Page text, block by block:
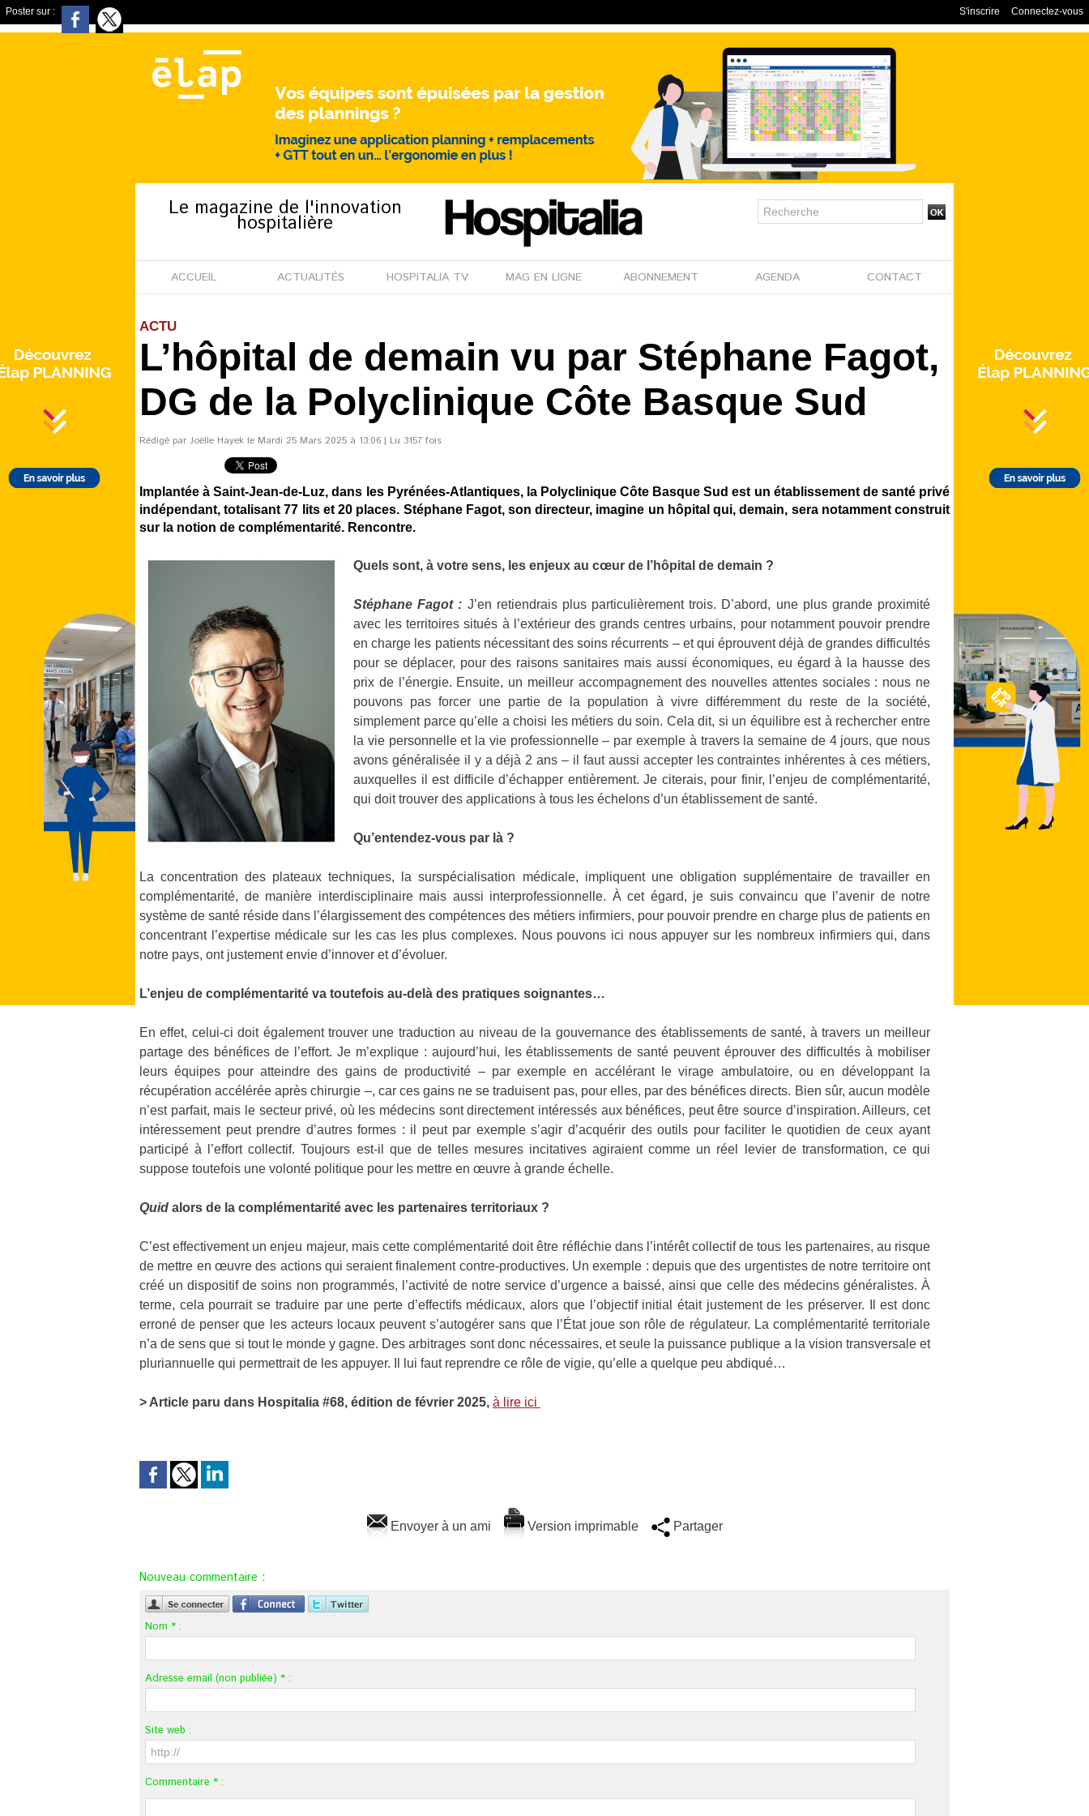
Poster sur : Connectez-vous
S'inscrire
Le magazine de l'innovation
hospitalière
ACCUEIL ACTUALITÉS HOSPITALIA TV MAG EN LIGNE ABONNEMENT AGENDA CONTACT
ACTU
L’hôpital de demain vu par Stéphane Fagot,
DG de la Polyclinique Côte Basque Sud
Rédigé par Joëlle Hayek le Mardi 25 Mars 2025 à 13:06 | Lu 3157 fois
Implantée à Saint-Jean-de-Luz, dans les Pyrénées-Atlantiques, la Polyclinique Côte Basque Sud est un établissement de santé privé
indépendant, totalisant 77 lits et 20 places. Stéphane Fagot, son directeur, imagine un hôpital qui, demain, sera notamment construit
sur la notion de complémentarité. Rencontre.
Quels sont, à votre sens, les enjeux au cœur de l’hôpital de demain ?
Stéphane Fagot : J’en retiendrais plus particulièrement trois. D’abord, une plus grande proximité
avec les territoires situés à l’extérieur des grands centres urbains, pour notamment pouvoir prendre
en charge les patients nécessitant des soins récurrents – et qui éprouvent déjà de grandes difficultés
pour se déplacer, pour des raisons sanitaires mais aussi économiques, eu égard à la hausse des
prix de l’énergie. Ensuite, un meilleur accompagnement des nouvelles attentes sociales : nous ne
pouvons pas forcer une partie de la population à vivre différemment du reste de la société,
simplement parce qu’elle a choisi les métiers du soin. Cela dit, si un équilibre est à rechercher entre
la vie personnelle et la vie professionnelle – par exemple à travers la semaine de 4 jours, que nous
avons généralisée il y a déjà 2 ans – il faut aussi accepter les contraintes inhérentes à ces métiers,
auxquelles il est difficile d’échapper entièrement. Je citerais, pour finir, l’enjeu de complémentarité,
qui doit trouver des applications à tous les échelons d’un établissement de santé.
Qu’entendez-vous par là ?
La concentration des plateaux techniques, la surspécialisation médicale, impliquent une obligation supplémentaire de travailler en
complémentarité, de manière interdisciplinaire mais aussi interprofessionnelle. À cet égard, je suis convaincu que l’avenir de notre
système de santé réside dans l’élargissement des compétences des métiers infirmiers, pour pouvoir prendre en charge plus de patients en
concentrant l’expertise médicale sur les cas les plus complexes. Nous pouvons ici nous appuyer sur les nombreux infirmiers qui, dans
notre pays, ont justement envie d’innover et d’évoluer.
L’enjeu de complémentarité va toutefois au-delà des pratiques soignantes…
En effet, celui-ci doit également trouver une traduction au niveau de la gouvernance des établissements de santé, à travers un meilleur
partage des bénéfices de l’effort. Je m’explique : aujourd’hui, les établissements de santé peuvent éprouver des difficultés à mobiliser
leurs équipes pour atteindre des gains de productivité – par exemple en accélérant le virage ambulatoire, ou en développant la
récupération accélérée après chirurgie –, car ces gains ne se traduisent pas, pour elles, par des bénéfices directs. Bien sûr, aucun modèle
n’est parfait, mais le secteur privé, où les médecins sont directement intéressés aux bénéfices, peut être source d’inspiration. Ailleurs, cet
intéressement peut prendre d’autres formes : il peut par exemple s’agir d’acquérir des outils pour faciliter le quotidien de ceux ayant
participé à l’effort collectif. Toujours est-il que de telles mesures incitatives agiraient comme un réel levier de transformation, ce qui
suppose toutefois une volonté politique pour les mettre en œuvre à grande échelle.
Quid alors de la complémentarité avec les partenaires territoriaux ?
C’est effectivement un enjeu majeur, mais cette complémentarité doit être réfléchie dans l’intérêt collectif de tous les partenaires, au risque
de mettre en œuvre des actions qui seraient finalement contre-productives. Un exemple : depuis que des urgentistes de notre territoire ont
créé un dispositif de soins non programmés, l’activité de notre service d’urgence a baissé, ainsi que celle des médecins généralistes. À
terme, cela pourrait se traduire par une perte d’effectifs médicaux, alors que l’objectif initial était justement de les préserver. Il est donc
erroné de penser que les acteurs locaux peuvent s’autogérer sans que l’État joue son rôle de régulateur. La complémentarité territoriale
n’a de sens que si tout le monde y gagne. Des arbitrages sont donc nécessaires, et seule la puissance publique a la vision transversale et
pluriannuelle qui permettrait de les appuyer. Il lui faut reprendre ce rôle de vigie, qu’elle a quelque peu abdiqué…
> Article paru dans Hospitalia #68, édition de février 2025, à lire ici
Envoyer à un ami Version imprimable Partager
Nouveau commentaire :
Nom * :
Adresse email (non publiée) * :
Site web :
Commentaire * :